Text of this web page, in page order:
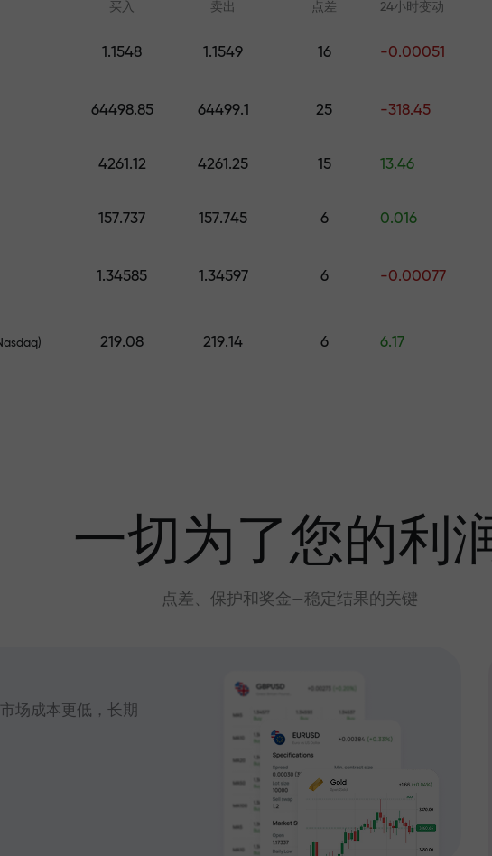
保证6个月
资金受到
的奖金。
，倍数越
大奖
利润
金—市场上最大
买入 卖出 点差 24小时变动
1.1548 1.1549 16 -0.00051
64498.85 64499.1 25 -318.45
4261.12 4261.25 15 13.46
157.737 157.745 6 0.016
1.34585 1.34597 6 -0.00077
219.08 219.14 6 6.17
从零开始学习交易—适合所有水
外汇、加密货币和期
一切为了您的利
点差、保护和奖金—稳定结果的关键
场成本更低，长期